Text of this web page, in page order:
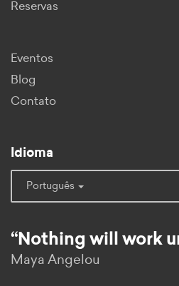
Reservas
Eventos
Blog
Contato
Idioma
Português
“Nothing will work
Maya Angelou